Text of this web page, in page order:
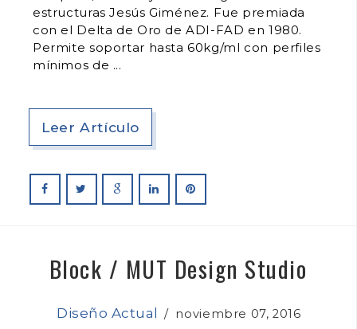
estructuras Jesús Giménez. Fue premiada
con el Delta de Oro de ADI-FAD en 1980.
Permite soportar hasta 60kg/ml con perfiles
mínimos de
Leer Artículo
Block / MUT Design Studio
Diseño Actual /noviembre 07, 2016